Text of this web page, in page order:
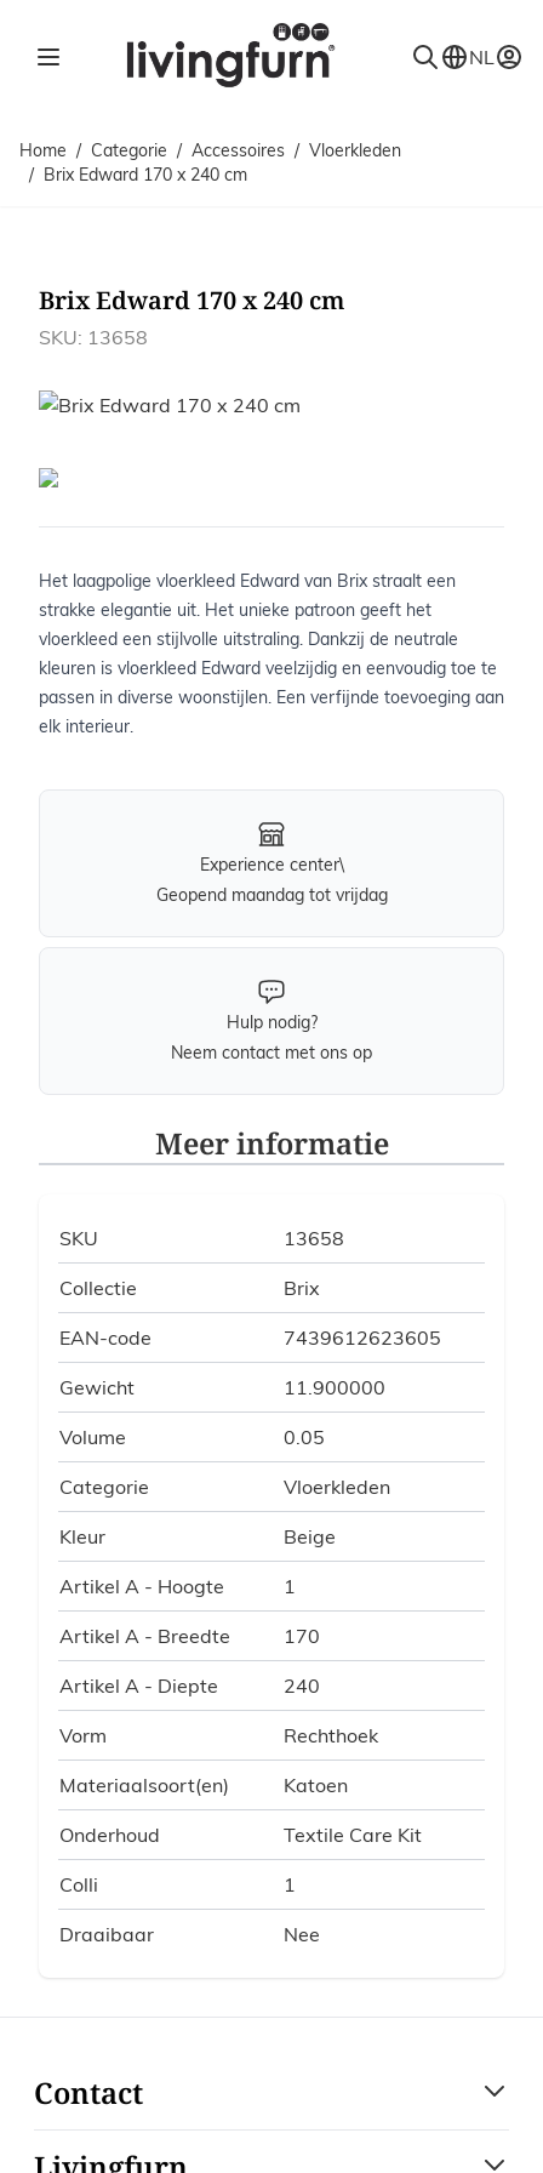
NL
Home / Categorie / Accessoires / Vloerkleden
/ Brix Edward 170 x 240 cm
Brix Edward 170 x 240 cm
SKU: 13658
Afbeeldingen
Het laagpolige vloerkleed Edward van Brix straalt een
strakke elegantie uit. Het unieke patroon geeft het
vloerkleed een stijlvolle uitstraling. Dankzij de neutrale
kleuren is vloerkleed Edward veelzijdig en eenvoudig toe te
passen in diverse woonstijlen. Een verfijnde toevoeging aan
elk interieur.
Experience center\
Geopend maandag tot vrijdag
Hulp nodig?
Neem contact met ons op
Meer informatie
SKU 13658
Collectie Brix
EAN-code 7439612623605
Gewicht 11.900000
Volume 0.05
Categorie Vloerkleden
Kleur Beige
Artikel A - Hoogte 1
Artikel A - Breedte 170
Artikel A - Diepte 240
Vorm Rechthoek
Materiaalsoort(en) Katoen
Onderhoud Textile Care Kit
Colli 1
Draaibaar Nee
Contact